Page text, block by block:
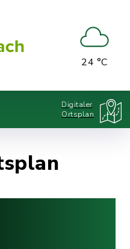
24 °C
Digitaler
Ortsplan